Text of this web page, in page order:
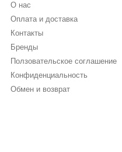
чувственные
умелое воздействие на
так, чтобы
стимуляторы сосков,
О нас
Оплата и доставка
Контакты
Бренды
Ползовательское соглашение
Конфиденциальность
Обмен и возврат